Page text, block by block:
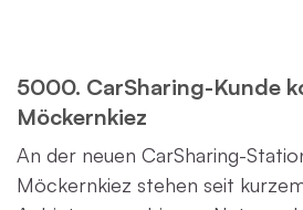
5000. CarSharing-Kunde
Möckernkiez
An der neuen CarSharing-
Möckernkiez stehen seit